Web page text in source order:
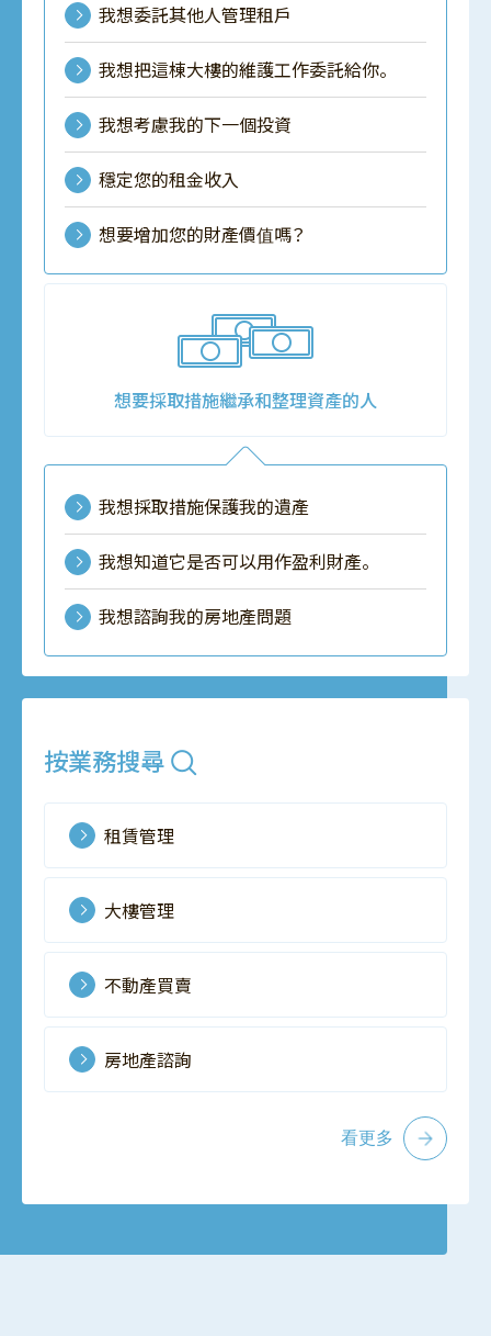
我想委託其他人管理租戶
我想把這棟大樓的維護工作委託給你。
我想考慮我的下一個投資
穩定您的租金收入
想要增加您的財產價值嗎？
想要採取措施繼承和整理資產的人
我想採取措施保護我的遺產
我想知道它是否可以用作盈利財產。
我想諮詢我的房地產問題
按業務搜尋
租賃管理
大樓管理
不動產買賣
房地產諮詢
看更多